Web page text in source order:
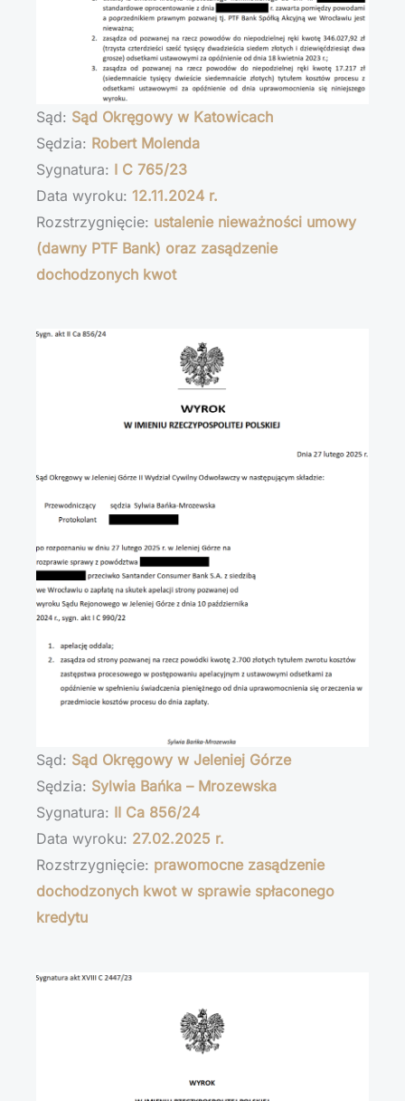
Sąd: Sąd Okręgowy w Katowicach
Sędzia: Robert Molenda
Sygnatura: I C 765/23
Data wyroku: 12.11.2024 r.
Rozstrzygnięcie: ustalenie nieważności umowy
(dawny PTF Bank) oraz zasądzenie
dochodzonych kwot
Sąd: Sąd Okręgowy w Jeleniej Górze
Sędzia: Sylwia Bańka – Mrozewska
Sygnatura: II Ca 856/24
Data wyroku: 27.02.2025 r.
Rozstrzygnięcie: prawomocne zasądzenie
dochodzonych kwot w sprawie spłaconego
kredytu